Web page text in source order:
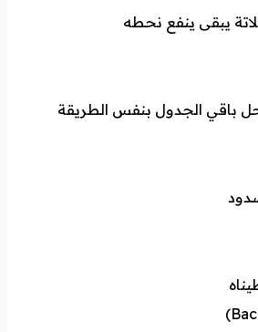
يبقى ينفع نحطه
باقي الجدول بنفس الطريقة